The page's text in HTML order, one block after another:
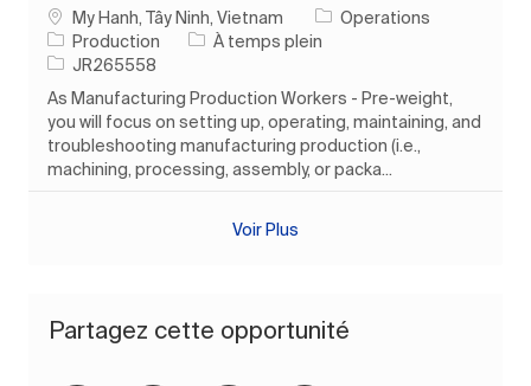
Emplacement
My Hanh, Tây Ninh, Vietnam
Operations
Catégorie
Production Type d’emploi
À temps plein
ID de l’emploi
JR265558
As Manufacturing Production Workers - Pre-weight,
you will focus on setting up, operating, maintaining, and
troubleshooting manufacturing production (i.e.,
machining, processing, assembly, or packa...
Voir Plus
Partagez cette opportunité